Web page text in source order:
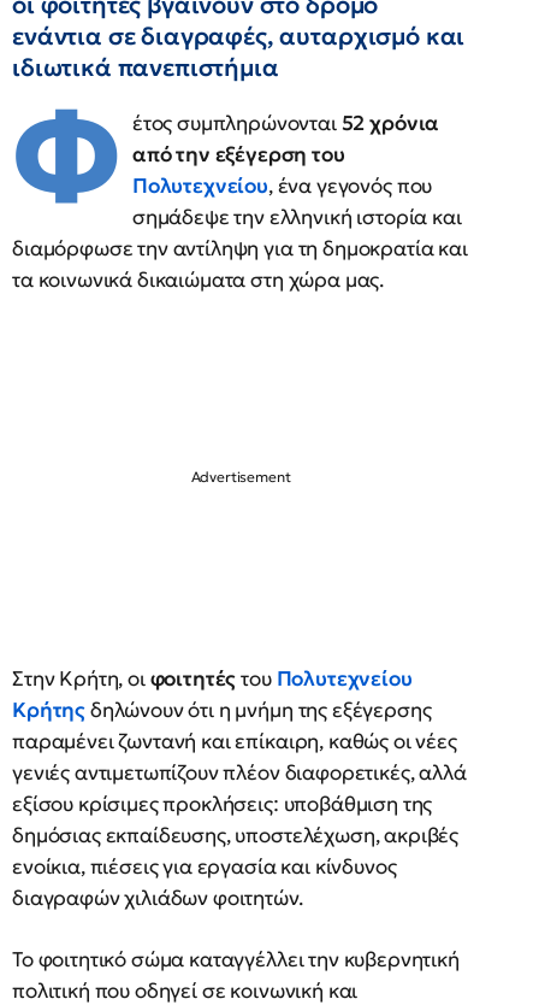
ενάντια σε διαγραφές, αυταρχισμό και
ιδιωτικά πανεπιστήμια
Φ έτος συμπληρώνονται52 χρόνια
από την εξέγερση του
Πολυτεχνείου, ένα γεγονός που
σημάδεψε την ελληνική ιστορία και
διαμόρφωσε την αντίληψη για τη δημοκρατία και
τα κοινωνικά δικαιώματα στη χώρα μας.
Στην Κρήτη, οιφοιτητέςτου Πολυτεχνείου
Κρήτηςδηλώνουν ότι η μνήμη της εξέγερσης
παραμένει ζωντανή και επίκαιρη, καθώς οι νέες
γενιές αντιμετωπίζουν πλέον διαφορετικές, αλλά
εξίσου κρίσιμες προκλήσεις: υποβάθμιση της
δημόσιας εκπαίδευσης, υποστελέχωση, ακριβές
ενοίκια, πιέσεις για εργασία και κίνδυνος
διαγραφών χιλιάδων φοιτητών.
Το φοιτητικό σώμα καταγγέλλει την κυβερνητική
πολιτική που οδηγεί σε κοινωνική και